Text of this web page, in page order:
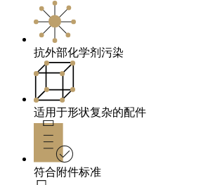
抗外部化学剂污染
适用于形状复杂的配件
符合附件标准